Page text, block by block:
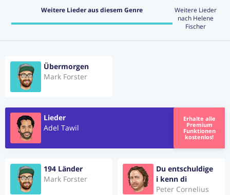
Weitere Lieder aus diesem Genre
Weitere Lieder
nach Helene
Fischer
Übermorgen
Mark Forster
Erhalte alle
Premium
Funktionen
kostenlos!
Lieder
Adel Tawil
194 Länder
Mark Forster
Du entschuldige
i kenn di
Peter Cornelius